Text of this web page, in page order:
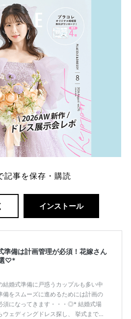
」「プラコレの特典は？」といった疑問も
。 まずは診断で候補を絞れる「ウェディ
グ診断」か、体験型 […]続きを読む
記事を保存・購読
インストール
準備は計画管理が必須！花嫁さん
♡*
結婚式準備に戸惑うカップルも多い中
備をスムーズに進めるためには計画の
須になってきます・・・◎* 結婚式場
ウェディングドレス探し、 挙式までの